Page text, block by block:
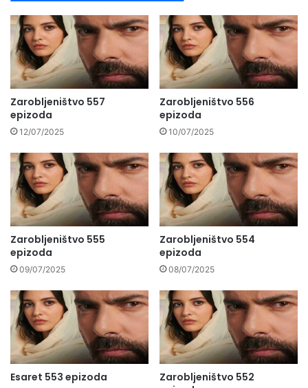
Zarobljeništvo 557
epizoda
12/07/2025
Zarobljeništvo 556
epizoda
10/07/2025
Zarobljeništvo 555
epizoda
09/07/2025
Zarobljeništvo 554
epizoda
08/07/2025
Esaret 553 epizoda
Zarobljeništvo 552